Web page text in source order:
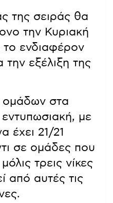
της σειράς θα
την Κυριακή
το ενδιαφέρον
την εξέλιξη της
ομάδων στα
εντυπωσιακή, με
έχει 21/21
σε ομάδες που
τρεις νίκες
από αυτές τις